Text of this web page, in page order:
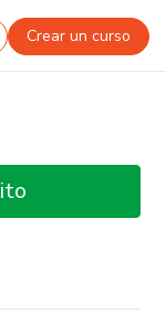
Crear un curso